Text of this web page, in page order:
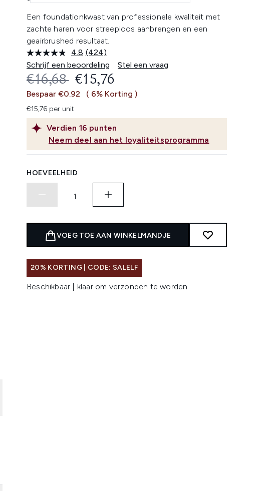
Een foundationkwast van professionele kwaliteit met
zachte haren voor streeploos aanbrengen en een
geairbrushed resultaat.
4.8 Lees
424
beoordelingen.
Dezelfde
paginalink.
(424)
Schrijf een beoordeling
Stel een vraag
Verdien 16 punten
Neem deel aan het loyaliteitsprogramma
RECOMMENDED RETAIL PRICE:
€16,68 HUIDIGE PRIJS:
€15,76
Bespaar €0.92 ( 6% Korting )
€15,76 per unit
HOEVEELHEID
VOEG TOE AAN WINKELMANDJE
20% KORTING | CODE: SALELF
Beschikbaar | klaar om verzonden te worden